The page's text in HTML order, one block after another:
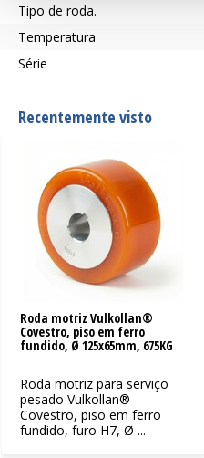
Tipo de roda.
Temperatura
Série
Recentemente visto
Roda motriz Vulkollan®
Covestro, piso em ferro
fundido, Ø 125x65mm, 675KG
Roda motriz para serviço
pesado Vulkollan®
Covestro, piso em ferro
fundido, furo H7, Ø ...